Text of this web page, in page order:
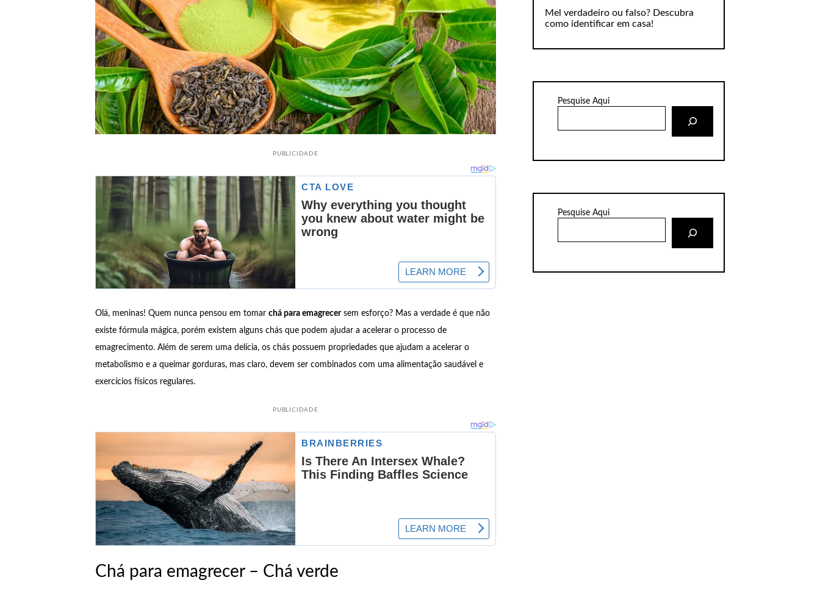
PUBLICIDADE
Olá, meninas! Quem nunca pensou em tomar chá para emagrecersem esforço? Mas a verdade é que não
existe fórmula mágica, porém existem alguns chás que podem ajudar a acelerar o processo de
emagrecimento. Além de serem uma delícia, os chás possuem propriedades que ajudam a acelerar o
metabolismo e a queimar gorduras, mas claro, devem ser combinados com uma alimentação saudável e
exercícios físicos regulares.
PUBLICIDADE
Chá para emagrecer – Chá verde
Mel verdadeiro ou falso? Descubra
como identificar em casa!
Pesquise Aqui
Pesquise Aqui